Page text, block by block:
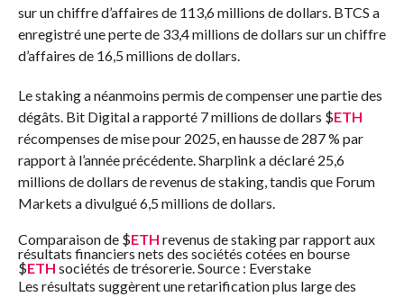
sur un chiffre d’affaires de 113,6 millions de dollars. BTCS a
enregistré une perte de 33,4 millions de dollars sur un chiffre
d’affaires de 16,5 millions de dollars.
Le staking a néanmoins permis de compenser une partie des
dégâts. Bit Digital a rapporté 7 millions de dollars $ETH
récompenses de mise pour 2025, en hausse de 287 % par
rapport à l’année précédente. Sharplink a déclaré 25,6
millions de dollars de revenus de staking, tandis que Forum
Markets a divulgué 6,5 millions de dollars.
Comparaison de $ETH revenus de staking par rapport aux
résultats financiers nets des sociétés cotées en bourse
$ETH sociétés de trésorerie. Source : Everstake
Les résultats suggèrent une retarification plus large des